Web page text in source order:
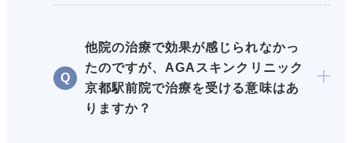
他院の治療で効果が感じられなかっ
たのですが、AGAスキンクリニック
京都駅前院で治療を受ける意味はあ
りますか？